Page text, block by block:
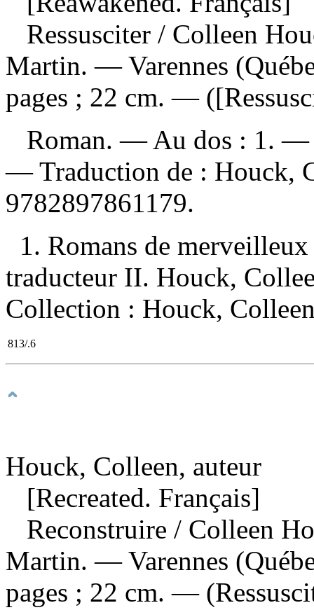
Ressusciter / Colleen
Martin. — Varennes
pages ; 22 cm. —
Roman. — Au dos : 1. —
—Traduction de : Houck,
9782897861179.
1. Romans de
traducteur II. Houck,
Collection : Houck,
813/.6
Houck, Colleen, auteur
[Recreated. Français]
Reconstruire / Colleen
Martin. — Varennes
pages ; 22 cm. —